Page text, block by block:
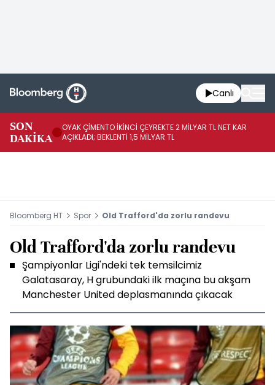
Canlı
SON
DAKİKA
OYAK ÇİMENTO İKİNCİ ÇEYREKTE 2 MİLYAR TL NET KAR
AÇIKLADI; BEKLENTİ 1,5 MİLYAR TL
Bloomberg HT Spor Old Trafford'da zorlu randevu
Old Trafford'da zorlu randevu
Şampiyonlar Ligi'ndeki tek temsilcimiz
Galatasaray, H grubundaki ilk maçına bu akşam
Manchester United deplasmanında çıkacak